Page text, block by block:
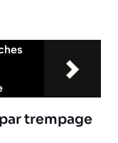
trempage